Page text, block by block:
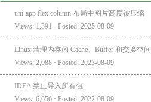
uni-app flex column 布局中图片高度被压缩
Views: 1,391 · Posted: 2025-08-09
Linux 清理内存的 Cache、Buffer 和交换空间
Views: 2,088 · Posted: 2023-08-09
IDEA 禁止导入所有包
Views: 6,656 · Posted: 2022-08-09